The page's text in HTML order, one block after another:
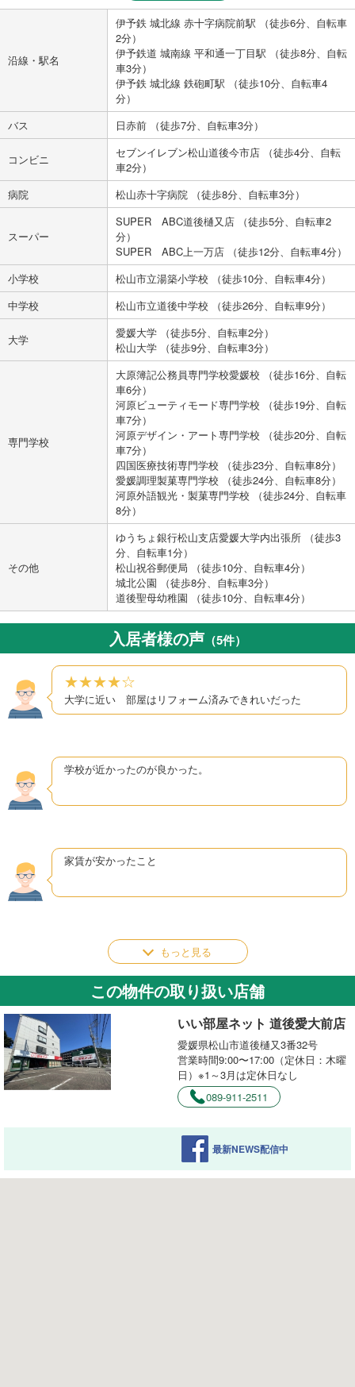
沿線・駅名
伊予鉄 城北線 赤十字病院前駅 （徒歩6分、自転車
2分）
伊予鉄道 城南線 平和通一丁目駅 （徒歩8分、自転
車3分）
伊予鉄 城北線 鉄砲町駅 （徒歩10分、自転車4
分）
バス
日赤前 （徒歩7分、自転車3分）
コンビニ
セブンイレブン松山道後今市店 （徒歩4分、自転
車2分）
病院
松山赤十字病院 （徒歩8分、自転車3分）
スーパー
SUPER ABC道後樋又店 （徒歩5分、自転車2
分）
SUPER ABC上一万店 （徒歩12分、自転車4分）
小学校
松山市立湯築小学校 （徒歩10分、自転車4分）
中学校
松山市立道後中学校 （徒歩26分、自転車9分）
大学
愛媛大学 （徒歩5分、自転車2分）
松山大学 （徒歩9分、自転車3分）
専門学校
大原簿記公務員専門学校愛媛校 （徒歩16分、自転
車6分）
河原ビューティモード専門学校 （徒歩19分、自転
車7分）
河原デザイン・アート専門学校 （徒歩20分、自転
車7分）
四国医療技術専門学校 （徒歩23分、自転車8分）
愛媛調理製菓専門学校 （徒歩24分、自転車8分）
河原外語観光・製菓専門学校 （徒歩24分、自転車
8分）
その他
ゆうちょ銀行松山支店愛媛大学内出張所 （徒歩3
分、自転車1分）
松山祝谷郵便局 （徒歩10分、自転車4分）
城北公園 （徒歩8分、自転車3分）
道後聖母幼稚園 （徒歩10分、自転車4分）
入居者様の声（5件）
★★★★☆
大学に近い 部屋はリフォーム済みできれいだった
学校が近かったのが良かった。
家賃が安かったこと
もっと見る
この物件の取り扱い店舗
いい部屋ネット 道後愛大前店
愛媛県松山市道後樋又3番32号
営業時間9:00〜17:00（定休日：木曜
日）※1～3月は定休日なし
089-911-2511
最新NEWS配信中